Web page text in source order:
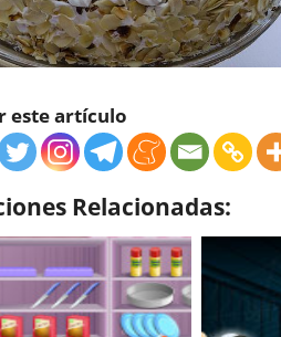
este artículo
Relacionadas: